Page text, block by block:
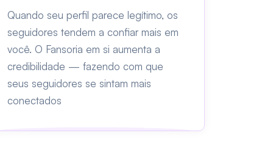
Quando seu perfil parece legítimo, os
seguidores tendem a confiar mais em
você. O Fansoria em si aumenta a
credibilidade — fazendo com que
seus seguidores se sintam mais
conectados